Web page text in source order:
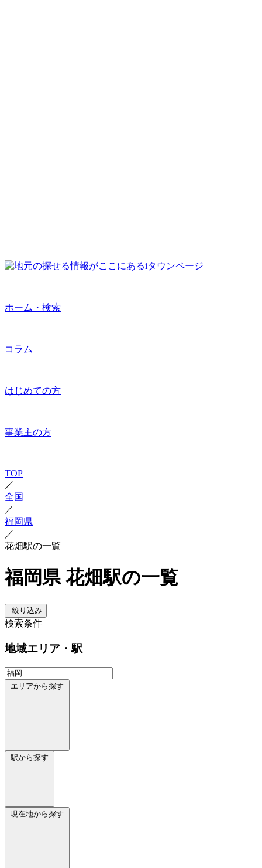
ホーム・検索
コラム
はじめての方
事業主の方
TOP
／
全国
／
福岡県
／
花畑駅の一覧
福岡県 花畑駅の一覧
絞り込み
検索条件
地域エリア・駅
エリアから探す
駅から探す
現在地から探す